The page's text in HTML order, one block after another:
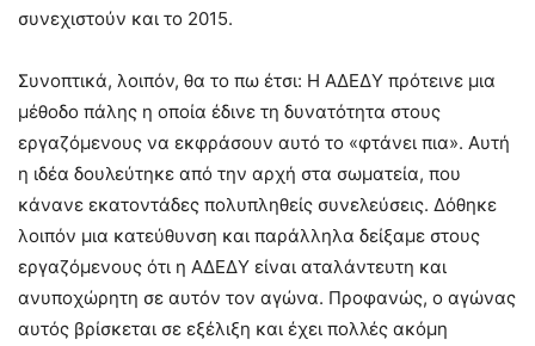
συνεχιστούν και το 2015.
Συνοπτικά, λοιπόν, θα το πω έτσι: Η ΑΔΕΔΥ πρότεινε μια
μέθοδο πάλης η οποία έδινε τη δυνατότητα στους
εργαζόμενους να εκφράσουν αυτό το «φτάνει πια». Αυτή
η ιδέα δουλεύτηκε από την αρχή στα σωματεία, που
κάνανε εκατοντάδες πολυπληθείς συνελεύσεις. Δόθηκε
λοιπόν μια κατεύθυνση και παράλληλα δείξαμε στους
εργαζόμενους ότι η ΑΔΕΔΥ είναι αταλάντευτη και
ανυποχώρητη σε αυτόν τον αγώνα. Προφανώς, ο αγώνας
αυτός βρίσκεται σε εξέλιξη και έχει πολλές ακόμη